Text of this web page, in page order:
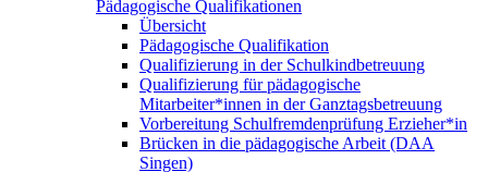
Pädagogische Qualifikationen
Übersicht
Pädagogische Qualifikation
Qualifizierung in der Schulkindbetreuung
Qualifizierung für pädagogische
Mitarbeiter*innen in der Ganztagsbetreuung
Vorbereitung Schulfremdenprüfung Erzieher*in
Brücken in die pädagogische Arbeit (DAA
Singen)